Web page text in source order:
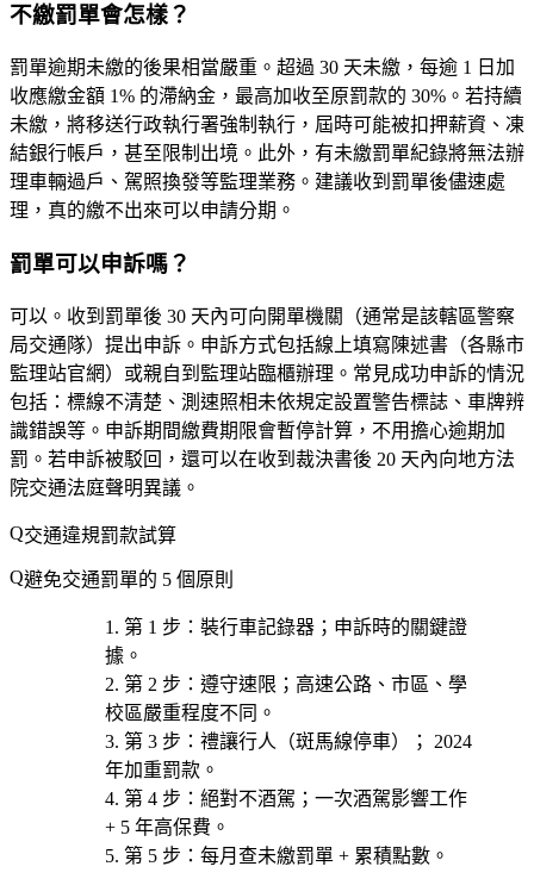
不繳罰單會怎樣？
罰單逾期未繳的後果相當嚴重。超過 30 天未繳，每逾 1 日加
收應繳金額 1% 的滯納金，最高加收至原罰款的 30%。若持續
未繳，將移送行政執行署強制執行 ，屆時可能被扣押薪資、凍
結銀行帳戶，甚至限制出境。此外，有未繳罰單紀錄將無法辦
理車輛過戶、駕照換發等監理業務。建議收到罰單後儘速處
理，真的繳不出來可以申請分期。
罰單可以申訴嗎？
可以。收到罰單後 30 天內可向開單機關（通常是該轄區警察
局交通隊）提出申訴。申訴方式包括線上填寫陳述書（各縣市
監理站官網）或親自到監理站臨櫃辦理。常見成功申訴的情況
包括：標線不清楚、測速照相未依規定設置警告標誌、車牌辨
識錯誤等。申訴期間繳費期限會暫停計算，不用擔心逾期加
罰。若申訴被駁回，還可以在收到裁決書後 20 天內向地方法
院交通法庭聲明異議。
交通違規罰款試算
避免交通罰單的 5 個原則
第 1 步 ： 裝行車記錄器 ；申訴時的關鍵證
據。
第 2 步 ： 遵守速限 ；高速公路、市區、學
校區嚴重程度不同。
第 3 步 ： 禮讓行人
（斑馬線停車）； 2024
年加重罰款。
第 4 步 ： 絕對不酒駕 ；一次酒駕影響工作
+ 5 年高保費。
第 5 步 ：每月查未繳罰單 + 累積點數。